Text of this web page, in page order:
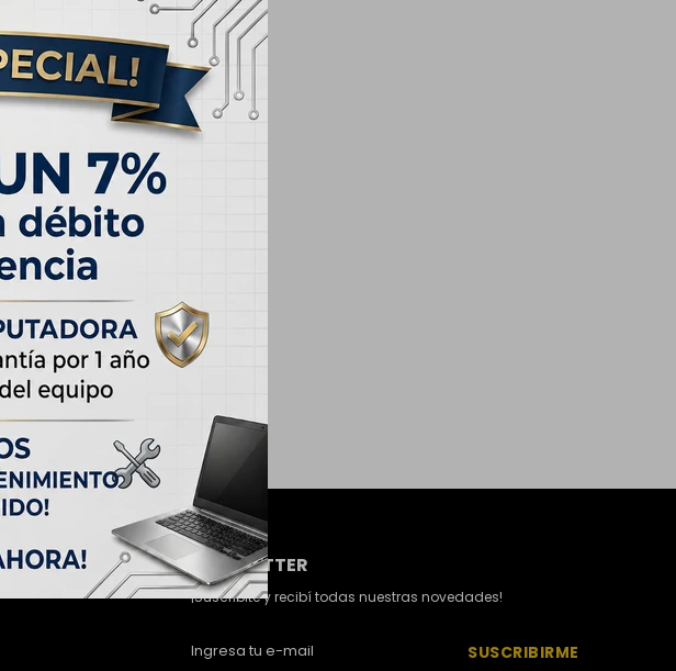
NEWSLETTER
¡Suscribite y recibí todas nuestras novedades!
SUSCRIBIRME